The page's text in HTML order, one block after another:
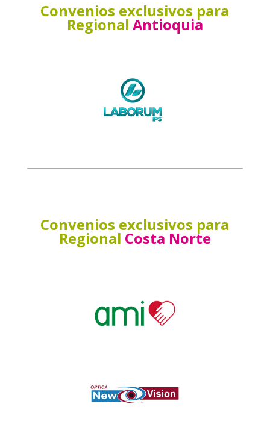
Convenios exclusivos para
Regional Antioquia
Convenios exclusivos para
Regional Costa Norte